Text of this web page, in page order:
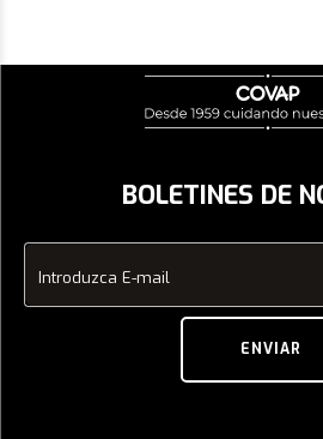
BOLETINES DE
Introduzca E-mail
ENVIAR